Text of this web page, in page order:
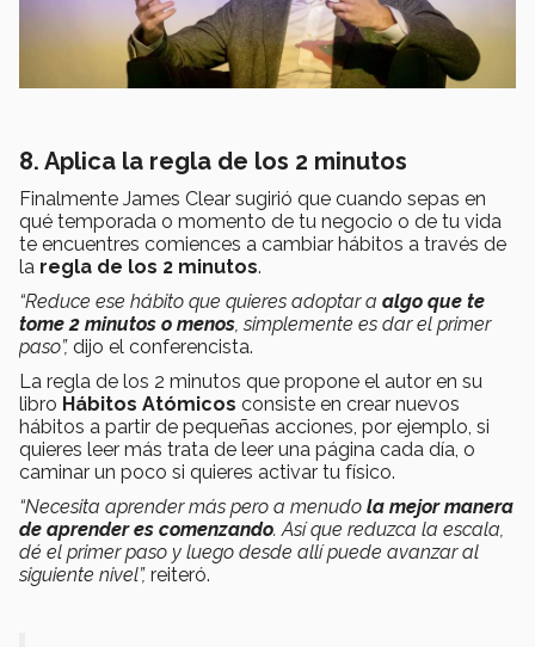
8. Aplica la regla de los 2 minutos
Finalmente James Clear sugirió que cuando sepas en
qué temporada o momento de tu negocio o de tu vida
te encuentres comiences a cambiar hábitos a través de
la regla de los 2 minutos.
“Reduce ese hábito que quieres adoptar a algo que te
tome 2 minutos o menos, simplemente es dar el primer
paso”, dijo el conferencista.
La regla de los 2 minutos que propone el autor en su
libro Hábitos Atómicos consiste en crear nuevos
hábitos a partir de pequeñas acciones, por ejemplo, si
quieres leer más trata de leer una página cada día, o
caminar un poco si quieres activar tu físico.
“Necesita aprender más pero a menudo la mejor manera
de aprender es comenzando. Así que reduzca la escala,
dé el primer paso y luego desde allí puede avanzar al
siguiente nivel”, reiteró.